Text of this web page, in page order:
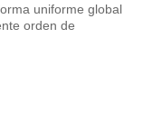
uniforme global
orden de